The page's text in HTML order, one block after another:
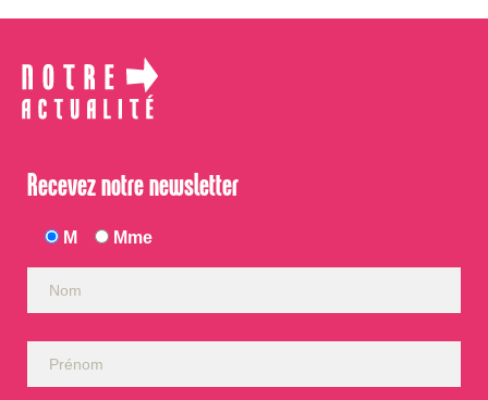
Recevez notre newsletter
M Mme